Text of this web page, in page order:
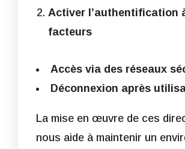
Activer l’authentification
facteurs
Accès via des réseaux
Déconnexion après
La mise en œuvre de ces
nous aide à maintenir un